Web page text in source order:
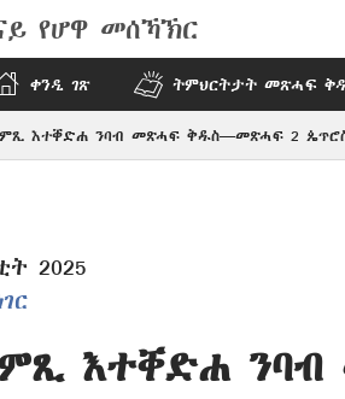
የሆዋ መሰኻኽር
ቀንዲ ገጽ ትምህርትታት መጽሓፍ
እተቐድሐ ንባብ መጽሓፍ ቅዱስ—መጽሓፍ 2
2025
እተቐድሐ